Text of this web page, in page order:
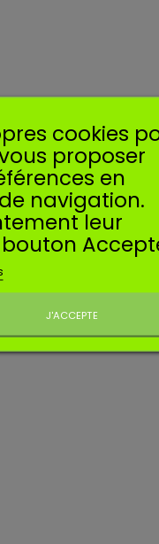
cookies
proposer
en
navigation.
leur
J'ACCEPTE